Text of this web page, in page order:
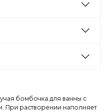
бомбочка для ванны с
При растворении наполняет